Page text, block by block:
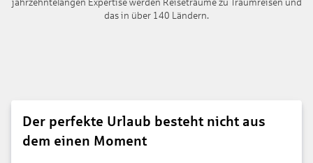
jahrzehntelangen Expertise werden Reiseträume zu Traumreisen und
das in über 140 Ländern.
Der perfekte Urlaub besteht nicht aus
dem einen Moment